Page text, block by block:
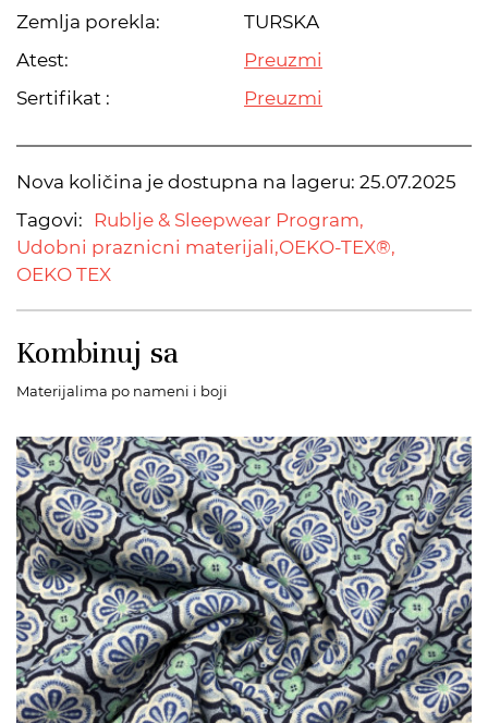
Zemlja porekla:
TURSKA
Atest:
Preuzmi
Sertifikat :
Preuzmi
Nova količina je dostupna na lageru: 25.07.2025
Tagovi:
Rublje & Sleepwear Program,
Udobni praznicni materijali,OEKO-TEX®,
OEKO TEX
Kombinuj sa
Materijalima po nameni i boji